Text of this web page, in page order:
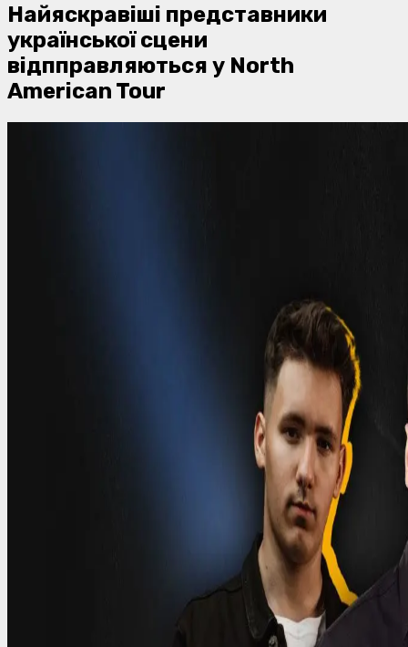
Найяскравіші представники
української сцени
відпправляються у North
American Tour